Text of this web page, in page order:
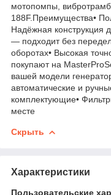
мотопомпы,
188F.Преимущества•
Надёжная конструкция
— подходит без
оборотах• Высокая
покупают на
вашей модели
автоматические и
комплектующие•
месте
Скрыть
Характеристики
Пользовательские